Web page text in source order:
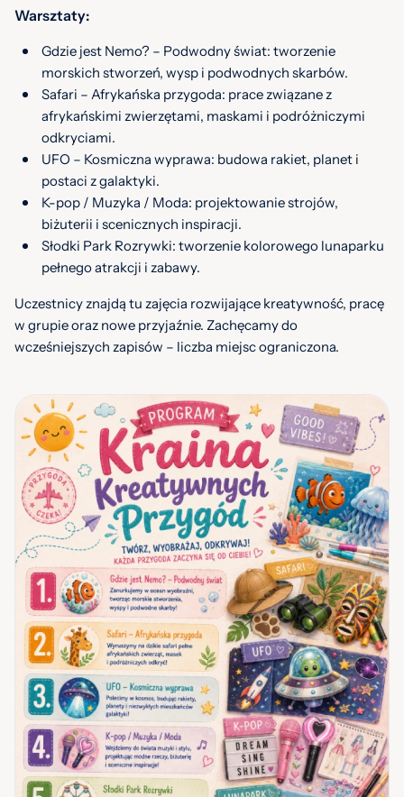
Warsztaty:
Gdzie jest Nemo? – Podwodny świat: tworzenie
morskich stworzeń, wysp i podwodnych skarbów.
Safari – Afrykańska przygoda: prace związane z
afrykańskimi zwierzętami, maskami i podróżniczymi
odkryciami.
UFO – Kosmiczna wyprawa: budowa rakiet, planet i
postaci z galaktyki.
K-pop / Muzyka / Moda: projektowanie strojów,
biżuterii i scenicznych inspiracji.
Słodki Park Rozrywki: tworzenie kolorowego lunaparku
pełnego atrakcji i zabawy.
Uczestnicy znajdą tu zajęcia rozwijające kreatywność, pracę
w grupie oraz nowe przyjaźnie. Zachęcamy do
wcześniejszych zapisów – liczba miejsc ograniczona.